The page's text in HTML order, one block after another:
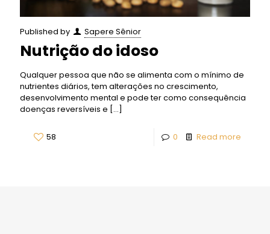
Published by Sapere Sênior
Nutrição do idoso
Qualquer pessoa que não se alimenta com o mínimo de
nutrientes diários, tem alterações no crescimento,
desenvolvimento mental e pode ter como consequência
doenças reversíveis e […]
58 0 Read more